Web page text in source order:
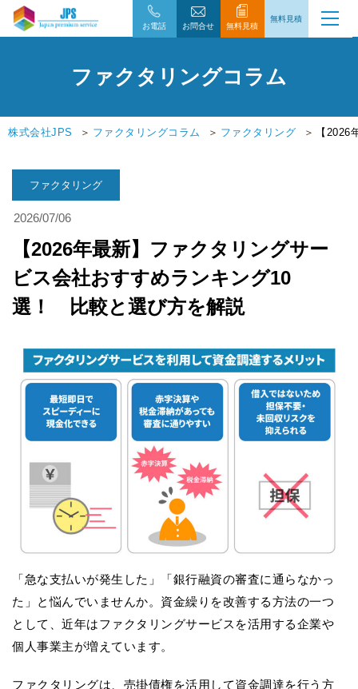
お電話 お問合せ 無料見積
無料見積
ファクタリングコラム
株式会社JPS ファクタリングコラム ファクタリング 【
【2026年最新】ファクタリングサー
ビス会社おすすめランキング10
選！ 比較と選び方を解説
2026/07/06
ファクタリング
「急な支払いが発生した」「銀行融資の審査に通らなかっ
た」と悩んでいませんか。資金繰りを改善する方法の一つ
として、近年はファクタリングサービスを活用する企業や
個人事業主が増えています。
ファクタリングは、売掛債権を活用して資金調達を行う方